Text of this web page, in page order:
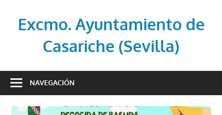
contenidoExcmo. Ayuntamiento de
Casariche (Sevilla)
oficial
Ayuntamiento
NAVEGACIÓN